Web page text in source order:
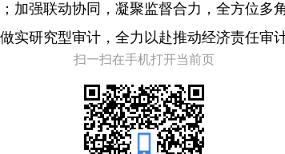
加强联动协同，凝聚监督合力，全方位多
实研究型审计，全力以赴推动经济责任审
扫一扫在手机打开当前页